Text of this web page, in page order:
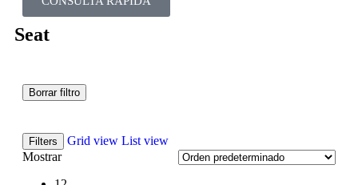
Seat
Borrar filtro
Filters Grid view List view
Mostrar